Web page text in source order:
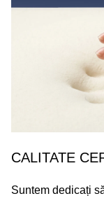
CALITATE
Suntem dedicați